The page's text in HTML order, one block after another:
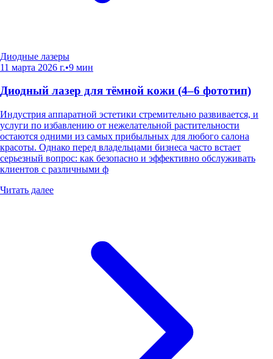
Диодные лазеры
11 марта 2026 г.•9 мин
Диодный лазер для тёмной кожи (4–6 фототип)
Индустрия аппаратной эстетики стремительно развивается, и
услуги по избавлению от нежелательной растительности
остаются одними из самых прибыльных для любого салона
красоты. Однако перед владельцами бизнеса часто встает
серьезный вопрос: как безопасно и эффективно обслуживать
клиентов с различными ф
Читать далее